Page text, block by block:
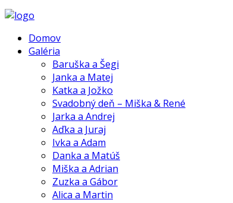
Domov
Galéria
Baruška a Šegi
Janka a Matej
Katka a Jožko
Svadobný deň – Miška & René
Jarka a Andrej
Aďka a Juraj
Ivka a Adam
Danka a Matúš
Miška a Adrian
Zuzka a Gábor
Alica a Martin